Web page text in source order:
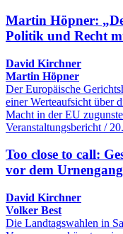
Martin Höpner:
Politik und Recht
David Kirchner
Martin Höpner
Der Europäische
einer Werteaufsicht über
Macht in der EU
Veranstaltungsbericht /
Too close to call:
vor dem Urnengang
David Kirchner
Volker Best
Die Landtagswahlen in